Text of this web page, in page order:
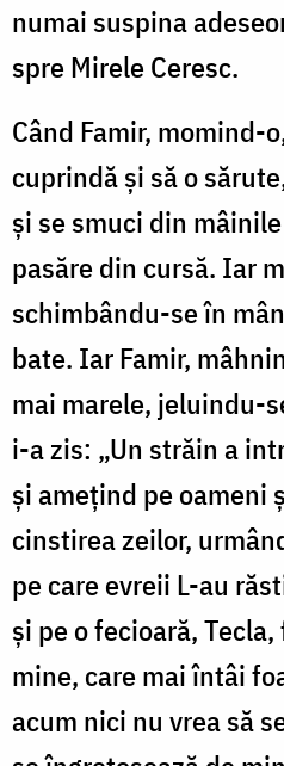
numai suspina
spre Mirele Ceresc.
Când Famir, momind-
cuprindă și să o
și se smuci din
pasăre din cursă. Iar
schimbându-se în
bate. Iar Famir,
mai marele, jeluindu-
i-a zis: „Un străin a
și amețind pe oameni
cinstirea zeilor,
pe care evreii L-au
și pe o fecioară,
mine, care mai întâi
acum nici nu vrea să